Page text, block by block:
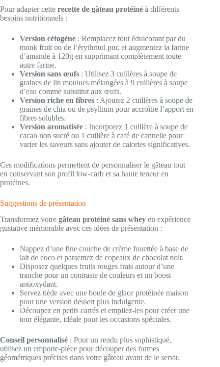
Pour adapter cette recette de gâteau protéiné à différents
besoins nutritionnels :
Version cétogène : Remplacez tout édulcorant par du
monk fruit ou de l’érythritol pur, et augmentez la farine
d’amande à 120g en supprimant complètement toute
autre farine.
Version sans œufs : Utilisez 3 cuillères à soupe de
graines de lin moulues mélangées à 9 cuillères à soupe
d’eau comme substitut aux œufs.
Version riche en fibres : Ajoutez 2 cuillères à soupe de
graines de chia ou de psyllium pour accroître l’apport en
fibres solubles.
Version aromatisée : Incorporez 1 cuillère à soupe de
cacao non sucré ou 1 cuillère à café de cannelle pour
varier les saveurs sans ajouter de calories significatives.
Ces modifications permettent de personnaliser le gâteau tout
en conservant son profil low-carb et sa haute teneur en
protéines.
Suggestions de présentation
Transformez votre gâteau protéiné sans whey en expérience
gustative mémorable avec ces idées de présentation :
Nappez d’une fine couche de crème fouettée à base de
lait de coco et parsemez de copeaux de chocolat noir.
Disposez quelques fruits rouges frais autour d’une
tranche pour un contraste de couleurs et un boost
antioxydant.
Servez tiède avec une boule de glace protéinée maison
pour une version dessert plus indulgente.
Découpez en petits carrés et empilez-les pour créer une
tour élégante, idéale pour les occasions spéciales.
Conseil personnalisé : Pour un rendu plus sophistiqué,
utilisez un emporte-pièce pour découper des formes
géométriques précises dans votre gâteau avant de le servir.